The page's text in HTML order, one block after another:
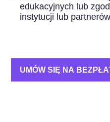
edukacyjnych lub
instytucji lub
UMÓW SIĘ NA